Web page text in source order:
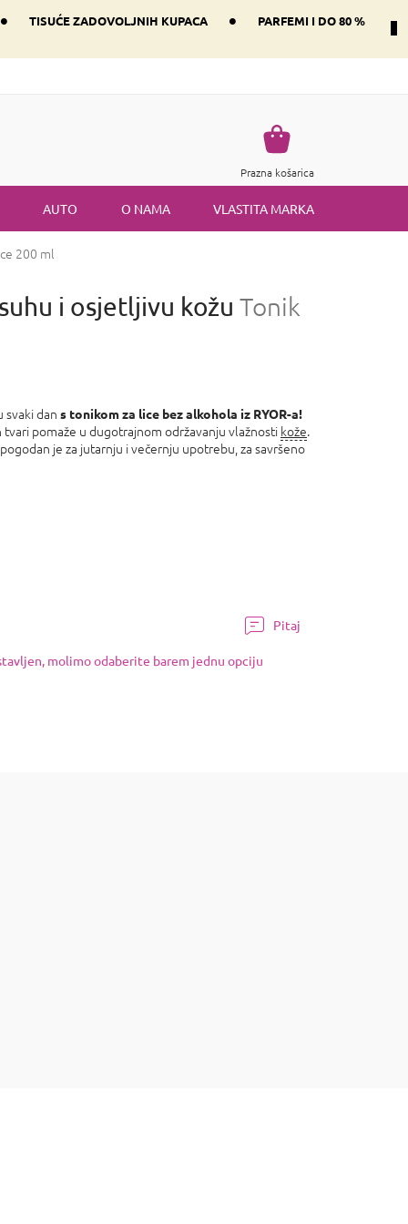
• TISUĆE ZADOVOLJNIH KUPACA • PARFEMI I DO 80 %
Košarica
Prazna košarica
AUTO O NAMA VLASTITA MARKA
200 ml
i osjetljivu kožu Tonik
svaki dan s tonikom za lice bez alkohola iz RYOR-a!
pomaže u dugotrajnom održavanju vlažnosti kože.
je za jutarnju i večernju upotrebu, za savršeno
Pitaj
molimo odaberite barem jednu opciju